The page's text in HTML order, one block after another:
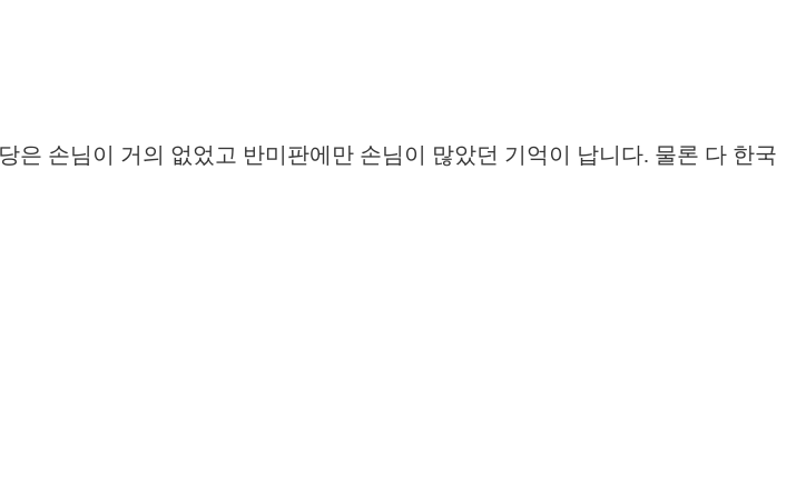
손님이 거의 없었고 반미판에만 손님이 많았던 기억이 납니다. 물론 다 한국